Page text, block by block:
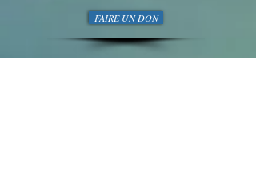
FAIRE UN DON